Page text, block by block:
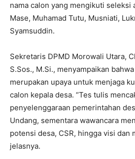
nama calon yang mengikuti seleksi
Mase, Muhamad Tutu, Musniati,
Syamsuddin.
Sekretaris DPMD Morowali Utara,
S.Sos., M.Si., menyampaikan
merupakan upaya untuk menjaga
calon kepala desa. “Tes tulis
penyelenggaraan pemerintahan
Undang, sementara wawancara
potensi desa, CSR, hingga visi dan
jelasnya.